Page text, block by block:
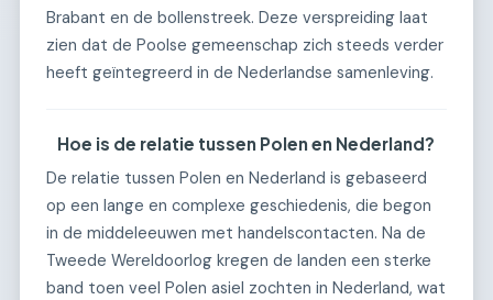
Brabant en de bollenstreek. Deze verspreiding laat
zien dat de Poolse gemeenschap zich steeds verder
heeft geïntegreerd in de Nederlandse samenleving.
Hoe is de relatie tussen Polen en Nederland?
De relatie tussen Polen en Nederland is gebaseerd
op een lange en complexe geschiedenis, die begon
in de middeleeuwen met handelscontacten. Na de
Tweede Wereldoorlog kregen de landen een sterke
band toen veel Polen asiel zochten in Nederland, wat